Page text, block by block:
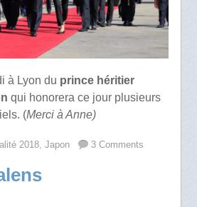
à Lyon du prince héritier
qui honorera ce jour plusieurs
(Merci à Anne)
2018, Japon 3 Comments